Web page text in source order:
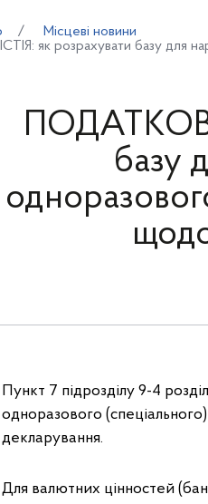
Місцеві новини
як розрахувати базу для
базу
Пункт 7 підрозділу 9-4
одноразового
декларування.
Для валютних цінностей